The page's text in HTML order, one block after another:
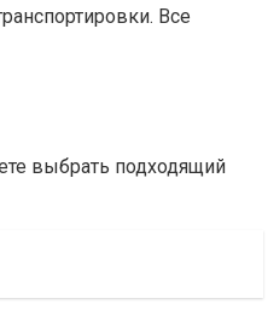
Все
выбрать подходящий